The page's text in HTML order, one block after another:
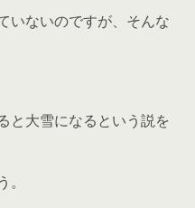
いないのですが、そんな
と大雪になるという説を